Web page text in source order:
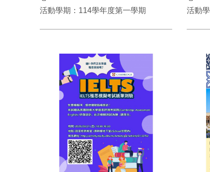
活動學期：114學年度第一學期
活動